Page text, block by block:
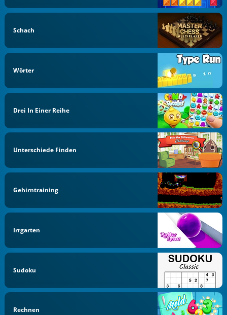
Schach
Wörter
Drei In Einer Reihe
Unterschiede Finden
Gehirntraining
Irrgarten
Sudoku
Rechnen